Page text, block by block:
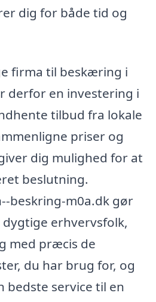
dig for både tid og
firma til beskæring i
derfor en investering i
tilbud fra lokale
priser og
dig mulighed for at
beslutning.
beskring-m0a.dk gør
erhvervsfolk,
med præcis de
du har brug for, og
bedste service til en